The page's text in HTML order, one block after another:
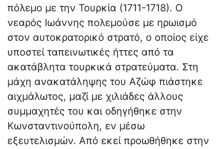
πόλεμο με την Τουρκία (1711-1718). Ο
νεαρός Ιωάννης πολεμούσε με ηρωισμό
στον αυτοκρατορικό στρατό, ο οποίος είχε
υποστεί ταπεινωτικές ήττες από τα
ακατάβλητα τουρκικά στρατεύματα. Στη
μάχη ανακατάληψης του Αζώφ πιάστηκε
αιχμάλωτος, μαζί με χιλιάδες άλλους
συμμαχητές του και οδηγήθηκε στην
Κωνσταντινούπολη, εν μέσω
εξευτελισμών. Από εκεί προωθήθηκε στην